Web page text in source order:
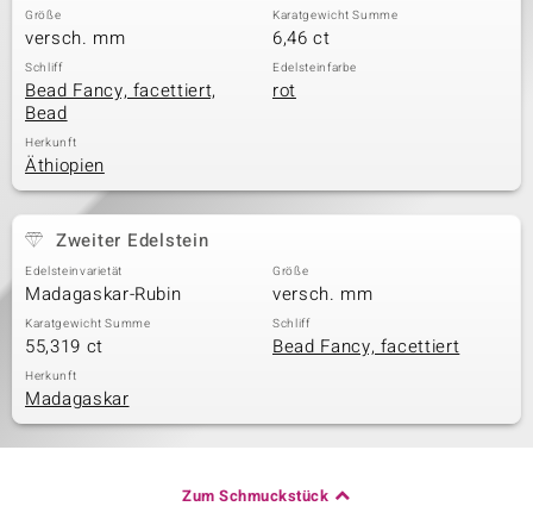
Größe
versch. mm
Karatgewicht Summe
6,46 ct
Schliff
Bead Fancy, facettiert,
Bead
Edelsteinfarbe
rot
Herkunft
Äthiopien
Zweiter Edelstein
Edelsteinvarietät
Madagaskar-Rubin
Größe
versch. mm
Karatgewicht Summe
55,319 ct
Schliff
Bead Fancy, facettiert
Herkunft
Madagaskar
Zum Schmuckstück